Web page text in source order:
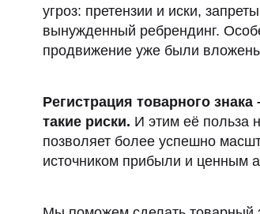
угроз: претензии и иски,
вынужденный ребрендинг.
продвижение уже были
Регистрация товарного
такие риски. И этим её польза
позволяет более успешно
источником прибыли и ценным